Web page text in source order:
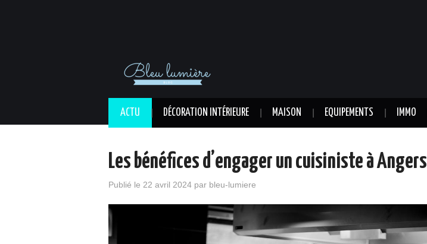
ACTU DÉCORATION INTÉRIEURE MAISON EQUIPEMENTS IMMO
Les bénéfices d’engager un cuisiniste à Angers
Publié le 22 avril 2024 par bleu-lumiere